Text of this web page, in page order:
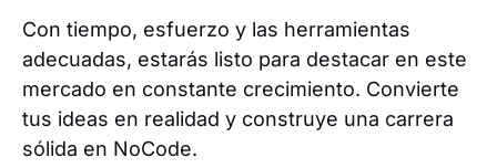
Con tiempo, esfuerzo y las herramientas
adecuadas, estarás listo para destacar en este
mercado en constante crecimiento. Convierte
tus ideas en realidad y construye una carrera
sólida en NoCode.